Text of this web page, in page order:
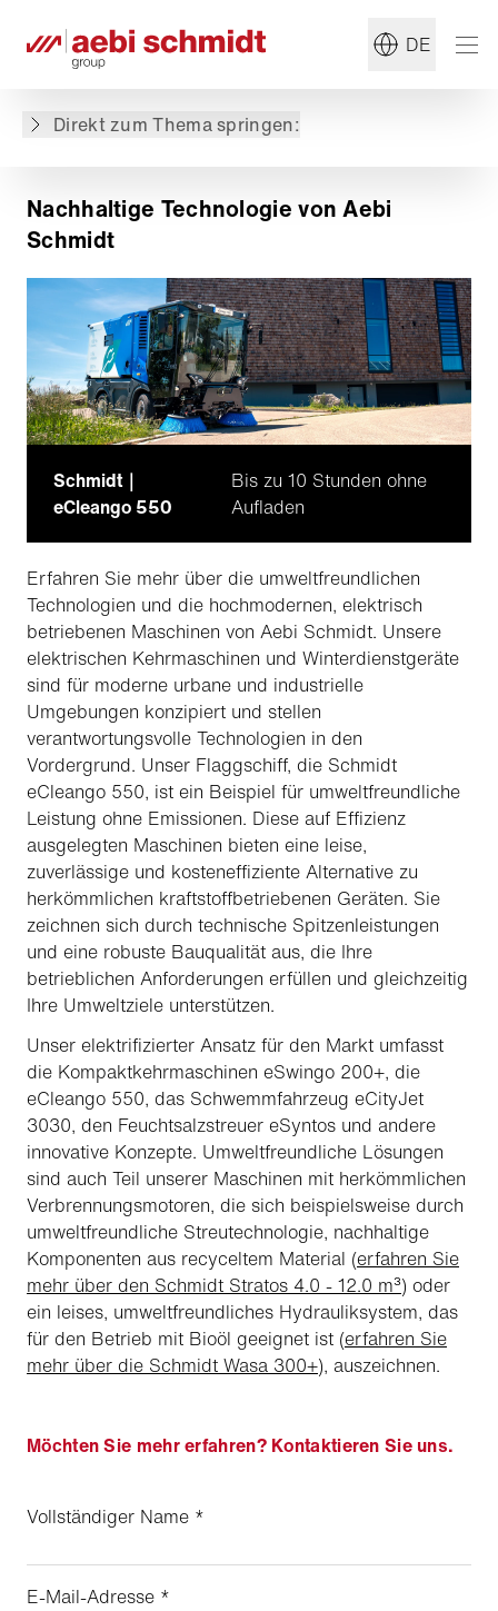
DE
Direkt zum Thema springen:
Nachhaltige Technologie von Aebi Schmidt
Ausgewählte Blog Posts
Nachhaltige Technologie von Aebi
Schmidt
Schmidt｜
eCleango 550
Bis zu 10 Stunden ohne
Aufladen
Erfahren Sie mehr über die umweltfreundlichen
Technologien und die hochmodernen, elektrisch
betriebenen Maschinen von Aebi Schmidt. Unsere
elektrischen Kehrmaschinen und Winterdienstgeräte
sind für moderne urbane und industrielle
Umgebungen konzipiert und stellen
verantwortungsvolle Technologien in den
Vordergrund. Unser Flaggschiff, die Schmidt
eCleango 550, ist ein Beispiel für umweltfreundliche
Leistung ohne Emissionen. Diese auf Effizienz
ausgelegten Maschinen bieten eine leise,
zuverlässige und kosteneffiziente Alternative zu
herkömmlichen kraftstoffbetriebenen Geräten. Sie
zeichnen sich durch technische Spitzenleistungen
und eine robuste Bauqualität aus, die Ihre
betrieblichen Anforderungen erfüllen und gleichzeitig
Ihre Umweltziele unterstützen.
Unser elektrifizierter Ansatz für den Markt umfasst
die Kompaktkehrmaschinen eSwingo 200+, die
eCleango 550, das Schwemmfahrzeug eCityJet
3030, den Feuchtsalzstreuer eSyntos und andere
innovative Konzepte. Umweltfreundliche Lösungen
sind auch Teil unserer Maschinen mit herkömmlichen
Verbrennungsmotoren, die sich beispielsweise durch
umweltfreundliche Streutechnologie, nachhaltige
Komponenten aus recyceltem Material (erfahren Sie
mehr über den Schmidt Stratos 4.0 - 12.0 m³) oder
ein leises, umweltfreundliches Hydrauliksystem, das
für den Betrieb mit Bioöl geeignet ist (erfahren Sie
mehr über die Schmidt Wasa 300+), auszeichnen.
Möchten Sie mehr erfahren? Kontaktieren Sie uns.
Vollständiger Name *
E-Mail-Adresse *